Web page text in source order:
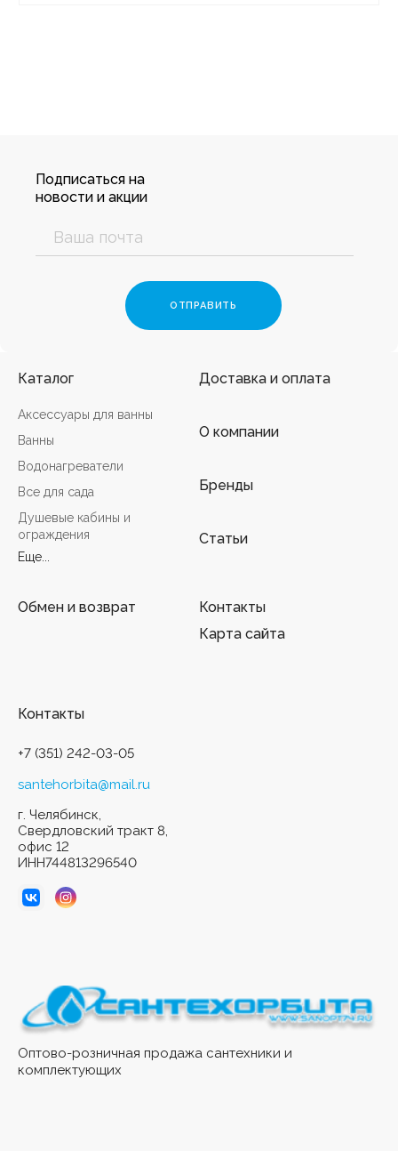
Подписаться на
новости и акции
Оптово-розничная продажа сантехники и
комплектующих
Каталог
Аксессуары для ванны
Ванны
Водонагреватели
Все для сада
Душевые кабины и
ограждения
Еще...
Доставка и оплата
О компании
Бренды
Статьи
Обмен и возврат
Контакты
Карта сайта
Контакты
+7 (351) 242-03-05
santehorbita@mail.ru
г. Челябинск,
Свердловский тракт 8,
офис 12
ИНН744813296540